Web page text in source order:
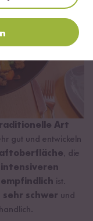
Art
gut und entwickeln
, die
intensiveren
ist.
sehr schwer und